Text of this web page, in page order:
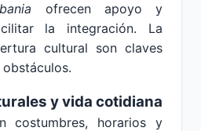
ofrecen apoyo y
la integración. La
cultural son claves
y vida cotidiana
costumbres, horarios y